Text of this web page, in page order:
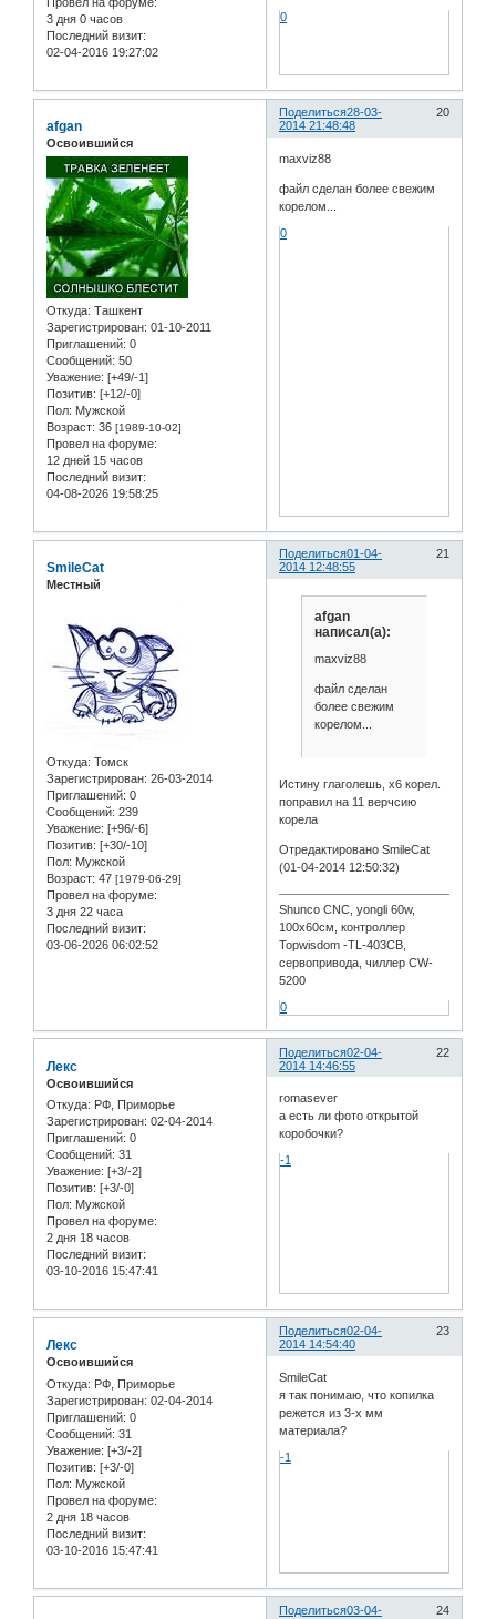
3 дня 0 часов
Последний визит:
02-04-2016 19:27:02
0
Поделиться 20
28-03-
2014 21:48:48
afgan
Освоившийся
Откуда: Ташкент
Зарегистрирован: 01-10-2011
Приглашений: 0
Сообщений: 50
Уважение: [+49/-1]
Позитив: [+12/-0]
Пол: Мужской
Возраст: 36 [1989-10-02]
Провел на форуме:
12 дней 15 часов
Последний визит:
04-08-2026 19:58:25
maxviz88
файл сделан более свежим
корелом...
0
Поделиться 21
01-04-
2014 12:48:55
SmileCat
Местный
Откуда: Томск
Зарегистрирован: 26-03-2014
Приглашений: 0
Сообщений: 239
Уважение: [+96/-6]
Позитив: [+30/-10]
Пол: Мужской
Возраст: 47 [1979-06-29]
Провел на форуме:
3 дня 22 часа
Последний визит:
03-06-2026 06:02:52
afgan
написал(а):
maxviz88
файл сделан
более свежим
корелом...
Истину глаголешь, x6 корел.
поправил на 11 верчсию
корела
Отредактировано SmileCat
(01-04-2014 12:50:32)
Shunco CNC, yongli 60w,
100x60см, контроллер
Topwisdom -TL-403CB,
сервопривода, чиллер CW-
5200
0
Поделиться 22
02-04-
2014 14:46:55
Лекс
Освоившийся
Откуда: РФ, Приморье
Зарегистрирован: 02-04-2014
Приглашений: 0
Сообщений: 31
Уважение: [+3/-2]
Позитив: [+3/-0]
Пол: Мужской
Провел на форуме:
2 дня 18 часов
Последний визит:
03-10-2016 15:47:41
romasever
а есть ли фото открытой
коробочки?
-1
Поделиться 23
02-04-
2014 14:54:40
Лекс
Освоившийся
Откуда: РФ, Приморье
Зарегистрирован: 02-04-2014
Приглашений: 0
Сообщений: 31
Уважение: [+3/-2]
Позитив: [+3/-0]
Пол: Мужской
Провел на форуме:
2 дня 18 часов
Последний визит:
03-10-2016 15:47:41
SmileCat
я так понимаю, что копилка
режется из 3-х мм
материала?
-1
Поделиться 24
03-04-